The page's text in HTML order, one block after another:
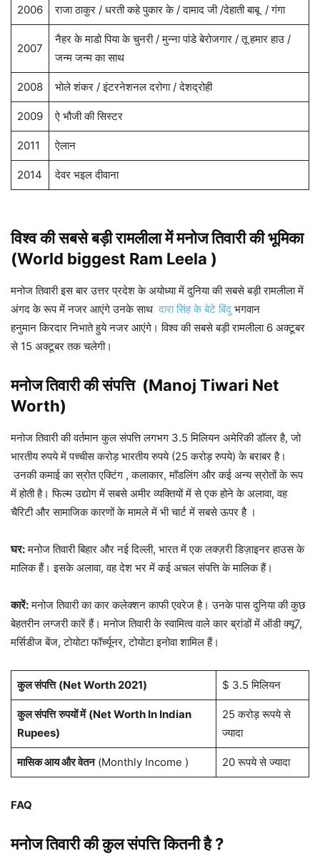
2006 राजा ठाकुर / धरती कहे पुकार के / दामाद जी /देहाती बाबू / गंगा
2007
नैहर के माडो पिया के चुनरी / मुन्ना पांडे बेरोजगार / तू हमार हाउ /
जन्म जन्म का साथ
2008 भोले शंकर / इंटरनेशनल दरोगा / देशद्रोही
2009 ऐ भौजी की सिस्टर
2011 ऐलान
2014 देवर भइल दीवाना
विश्व की सबसे बड़ी रामलीला में मनोज तिवारी की भूमिका
(World biggest Ram Leela )
मनोज तिवारी इस बार उत्तर प्रदेश के अयोध्या में दुनिया की सबसे बड़ी रामलीला में
अंगद के रूप में नजर आएंगे उनके साथ दारा सिंह के बेटे बिंदु भगवान
हनुमान किरदार निभाते हुये नजर आएंगे। विश्व की सबसे बड़ी रामलीला 6 अक्टूबर
से 15 अक्टूबर तक चलेगी।
मनोज तिवारी की संपत्ति (Manoj Tiwari Net
Worth)
मनोज तिवारी की वर्तमान कुल संपत्ति लगभग 3.5 मिलियन अमेरिकी डॉलर है, जो
भारतीय रुपये में पच्चीस करोड़ भारतीय रुपये (25 करोड़ रुपये) के बराबर है।
उनकी कमाई का स्रोत एक्टिंग , कलाकार, मॉडलिंग और कई अन्य स्रोतों के रूप
में होती है। फिल्म उद्योग में सबसे अमीर व्यक्तियों में से एक होने के अलावा, वह
चैरिटी और सामाजिक कारणों के मामले में भी चार्ट में सबसे ऊपर है ।
घर:मनोज तिवारी बिहार और नई दिल्ली, भारत में एक लक्ज़री डिज़ाइनर हाउस के
मालिक हैं। इसके अलावा, वह देश भर में कई अचल संपत्ति के मालिक हैं।
कारें:मनोज तिवारी का कार कलेक्शन काफी एवरेज है। उनके पास दुनिया की कुछ
बेहतरीन लग्जरी कारें हैं। मनोज तिवारी के स्वामित्व वाले कार ब्रांडों में ऑडी क्यू7,
मर्सिडीज बेंज, टोयोटा फॉर्च्यूनर, टोयोटा इनोवा शामिल हैं।
कुल संपत्ति (Net Worth 2021) $ 3.5 मिलियन
कुल संपत्ति रुपयों में (Net Worth In Indian
Rupees)
25 करोड़ रूपये से
ज्यादा
मासिक आय और वेतन(Monthly Income ) 20 रूपये से ज्यादा
FAQ
मनोज तिवारी की कुल संपत्ति कितनी है ?